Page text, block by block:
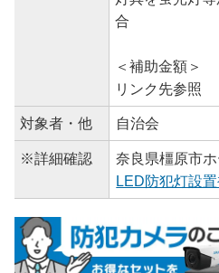
合
＜補助金額＞
リンク先参照
対象者・他 自治会
※詳細確認
奈良県橿原市
LED防犯灯設